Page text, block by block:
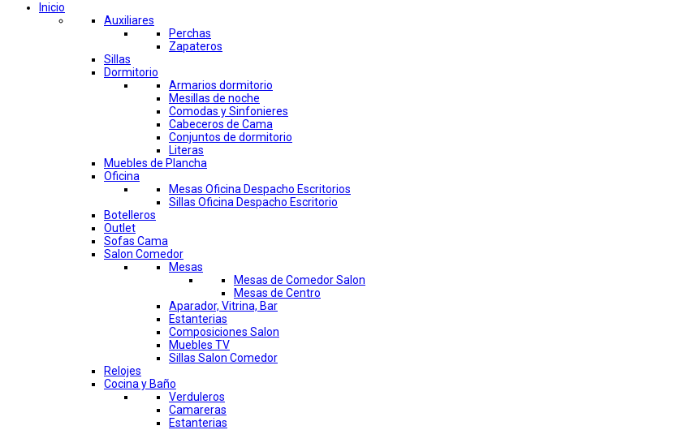
Inicio
Auxiliares
Perchas
Zapateros
Sillas
Dormitorio
Armarios dormitorio
Mesillas de noche
Comodas y Sinfonieres
Cabeceros de Cama
Conjuntos de dormitorio
Literas
Muebles de Plancha
Oficina
Mesas Oficina Despacho Escritorios
Sillas Oficina Despacho Escritorio
Botelleros
Outlet
Sofas Cama
Salon Comedor
Mesas
Mesas de Comedor Salon
Mesas de Centro
Aparador, Vitrina, Bar
Estanterias
Composiciones Salon
Muebles TV
Sillas Salon Comedor
Relojes
Cocina y Baño
Verduleros
Camareras
Estanterias